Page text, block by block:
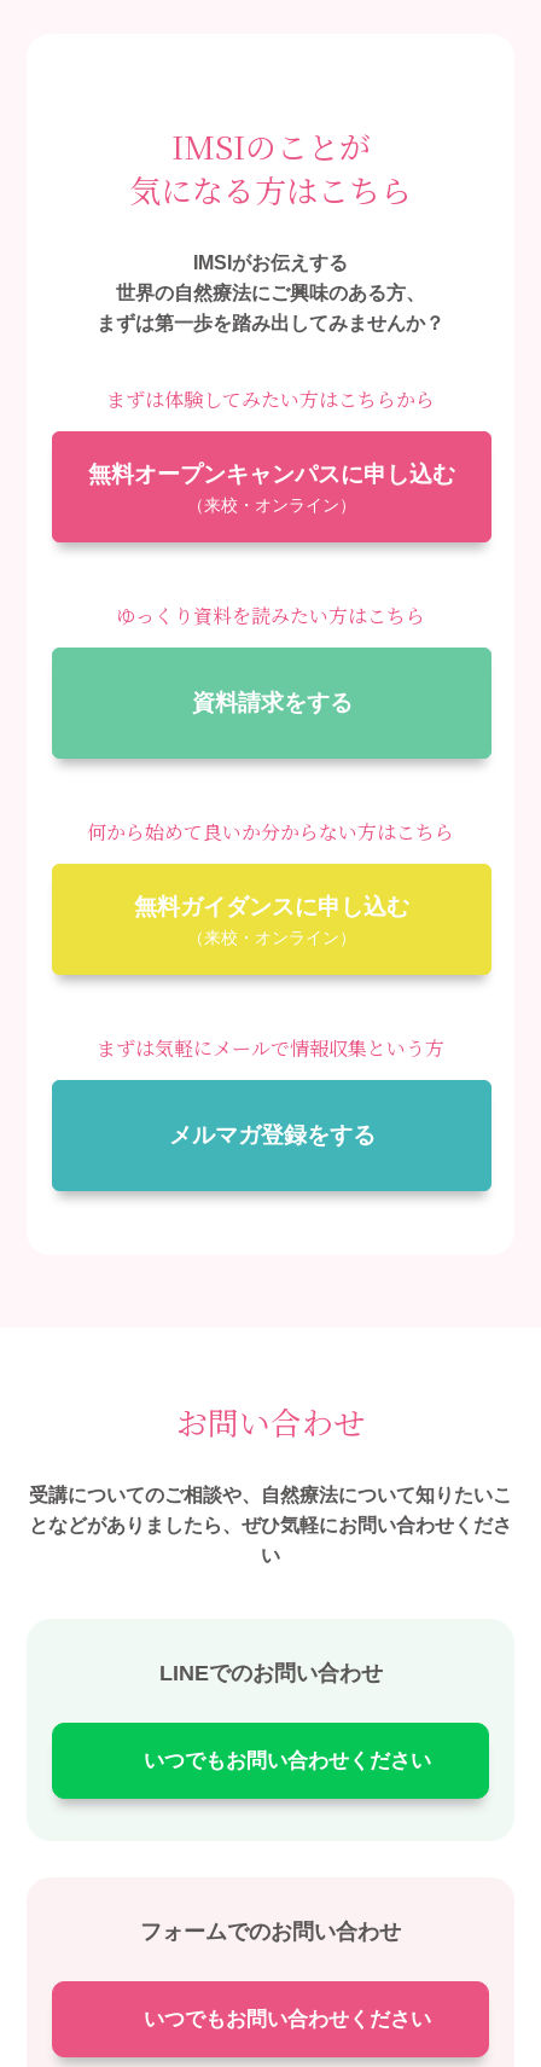
IMSIのことが
気になる方はこちら
IMSIがお伝えする
世界の自然療法にご興味のある方、
まずは第一歩を踏み出してみませんか？
まずは体験してみたい方はこちらから
無料オープンキャンパスに申し込む
（来校・オンライン）
ゆっくり資料を読みたい方はこちら
資料請求をする
何から始めて良いか分からない方はこちら
無料ガイダンスに申し込む
（来校・オンライン）
まずは気軽にメールで情報収集という方
メルマガ登録をする
お問い合わせ
受講についてのご相談や、自然療法について知りたいこ
となどがありましたら、ぜひ気軽にお問い合わせくださ
い
LINEでのお問い合わせ
いつでもお問い合わせください
フォームでのお問い合わせ
いつでもお問い合わせください